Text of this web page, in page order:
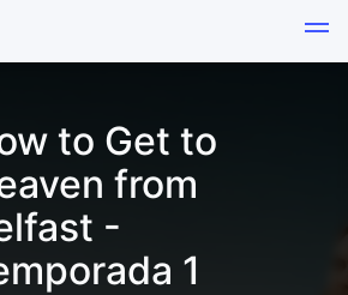
to Get to
from
-
1